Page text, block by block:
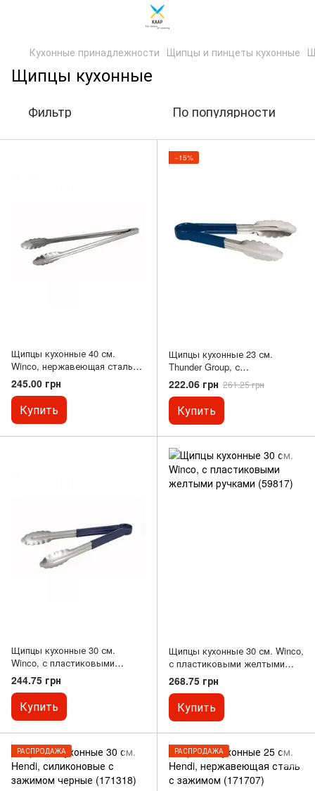
Кухонные принадлежности Щипцы и пинцеты кухонные
Щипцы кухонные
Фильтр По популярности
Щипцы кухонные 40 см.
Winco, нержавеющая сталь
(10229)
245.00 грн
Купить
−15%
Щипцы кухонные 23 см.
Thunder Group, с
пластиковыми синими или
зелеными ручками (10230)
222.06 грн 261.25 грн
Купить
Щипцы кухонные 30 см.
Winco, с пластиковыми
синими ручками (59818)
244.75 грн
Купить
Щипцы кухонные 30 см. Winco,
с пластиковыми желтыми
ручками (59817)
268.75 грн
Купить
РАСПРОДАЖА РАСПРОДАЖА